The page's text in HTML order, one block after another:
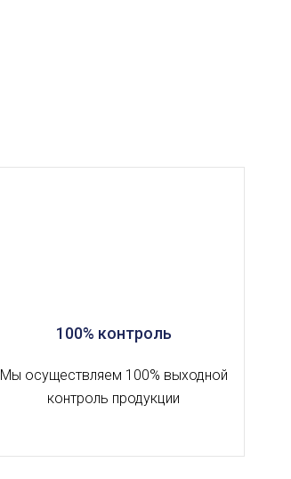
100% контроль
Мы осуществляем 100% выходной
контроль продукции